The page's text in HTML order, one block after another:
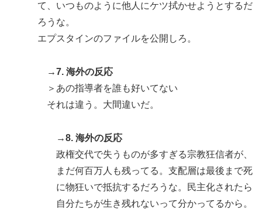
て、いつものように他人にケツ拭かせようとするだ
ろうな。
エプスタインのファイルを公開しろ。
→7. 海外の反応
＞あの指導者を誰も好いてない
それは違う。大間違いだ。
→8. 海外の反応
政権交代で失うものが多すぎる宗教狂信者が、
まだ何百万人も残ってる。支配層は最後まで死
に物狂いで抵抗するだろうな。民主化されたら
自分たちが生き残れないって分かってるから。